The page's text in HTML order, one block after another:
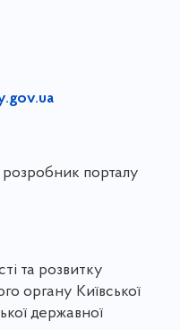
порталу
та розвитку
органу Київської
державної